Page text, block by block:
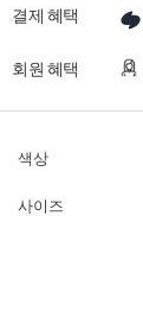
결제 혜택
회원 혜택
색상
사이즈